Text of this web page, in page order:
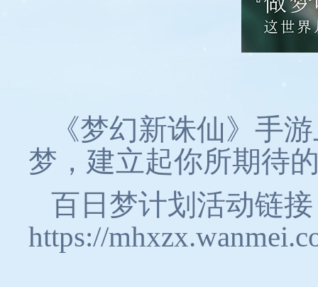
《梦幻新诛仙》手
梦，建立起你所期待
百日梦计划活动链
https://